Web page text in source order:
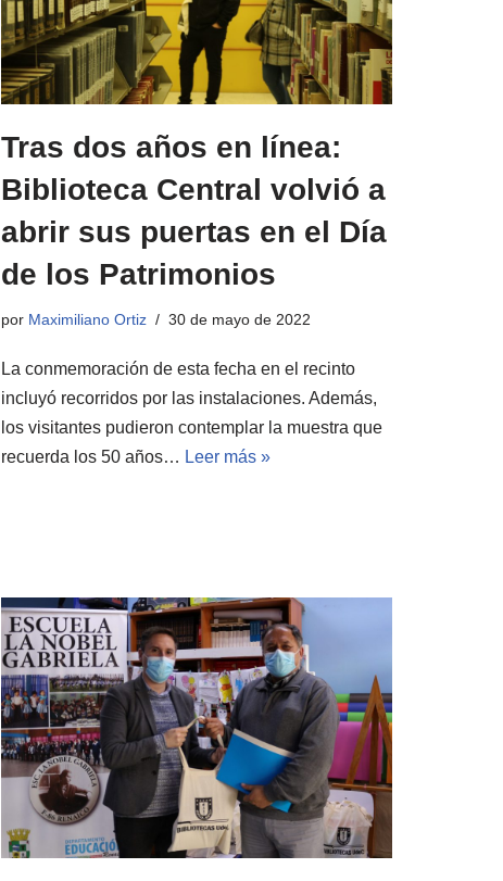
Tras dos años en línea:
Biblioteca Central volvió a
abrir sus puertas en el Día
de los Patrimonios
por Maximiliano Ortiz 30 de mayo de 2022
La conmemoración de esta fecha en el recinto
incluyó recorridos por las instalaciones. Además,
los visitantes pudieron contemplar la muestra que
recuerda los 50 años… Leer más »